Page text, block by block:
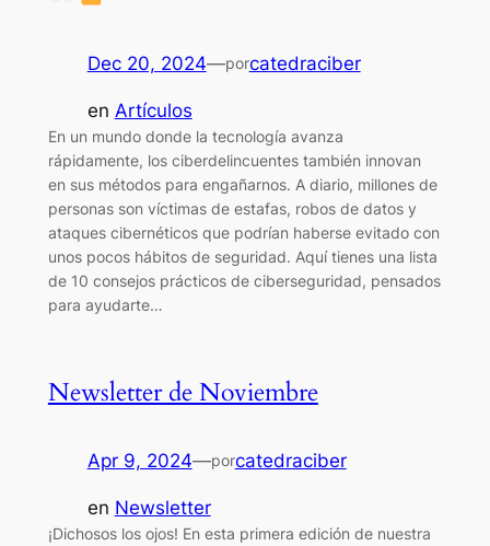
Dec 20, 2024—porcatedraciber
en Artículos
En un mundo donde la tecnología avanza
rápidamente, los ciberdelincuentes también innovan
en sus métodos para engañarnos. A diario, millones de
personas son víctimas de estafas, robos de datos y
ataques cibernéticos que podrían haberse evitado con
unos pocos hábitos de seguridad. Aquí tienes una lista
de 10 consejos prácticos de ciberseguridad, pensados
para ayudarte…
Newsletter de Noviembre
Apr 9, 2024—porcatedraciber
en Newsletter
¡Dichosos los ojos! En esta primera edición de nuestra